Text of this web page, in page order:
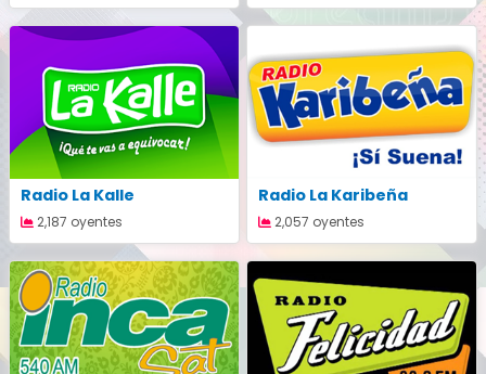
Radio La Kalle
2,187 oyentes
Radio La Karibeña
2,057 oyentes